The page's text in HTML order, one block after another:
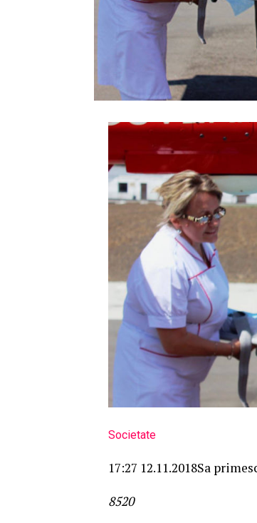
Societate
17:27 12.11.2018Sa
8520